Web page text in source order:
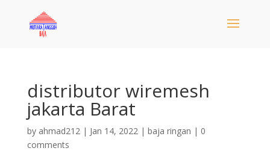
distributor wiremesh
jakarta Barat
by ahmad212| Jan 14, 2022| baja ringan | 0
comments